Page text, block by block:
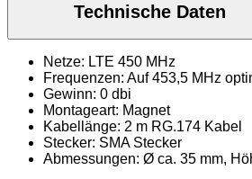
Technische Daten
Netze: LTE 450 MHz
Frequenzen: Auf 453,5 MHz
Gewinn: 0 dbi
Montageart: Magnet
Kabellänge: 2 m RG.174 Kabel
Stecker: SMA Stecker
Abmessungen: Ø ca. 35 mm,